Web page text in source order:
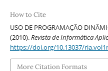
How to Cite
USO DE PROGRAMAÇÃO
(2010).Revista de Informática
https://doi.org/10.13037/
More Citation Formats